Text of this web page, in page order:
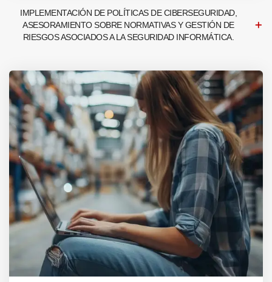
IMPLEMENTACIÓN DE POLÍTICAS DE CIBERSEGURIDAD,
ASESORAMIENTO SOBRE NORMATIVAS Y GESTIÓN DE
RIESGOS ASOCIADOS A LA SEGURIDAD INFORMÁTICA.